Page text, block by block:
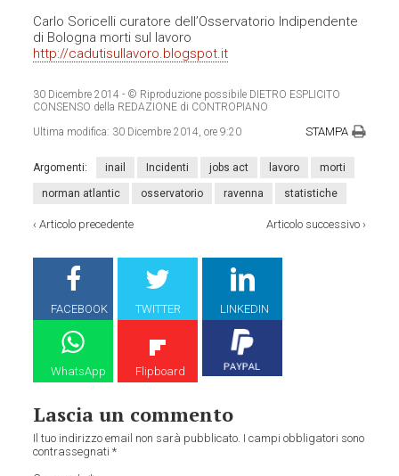
Carlo Soricelli curatore dell’Osservatorio Indipendente
di Bologna morti sul lavoro
http://cadutisullavoro.blogspot.it
30 Dicembre 2014 - © Riproduzione possibile DIETRO ESPLICITO
CONSENSO della REDAZIONE di CONTROPIANO
Ultima modifica: 30 Dicembre 2014, ore 9:20 STAMPA
Argomenti: inail Incidenti jobs act lavoro morti
norman atlantic osservatorio ravenna statistiche
‹Articolo precedente Articolo successivo›
FACEBOOK TWITTER LINKEDIN
WhatsApp Flipboard
Lascia un commento
Il tuo indirizzo email non sarà pubblicato. I campi obbligatori sono
contrassegnati*